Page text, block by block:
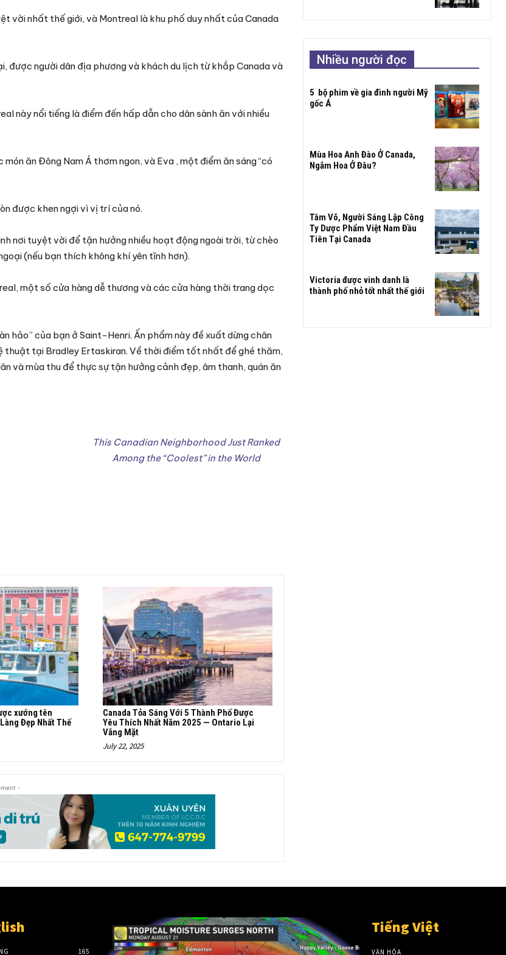
vời nhất thế giới, và Montreal là khu phố duy nhất của Canada
được người dân địa phương và khách du lịch từ khắp Canada và
này nổi tiếng là điểm đến hấp dẫn cho dân sành ăn với nhiều
ăn Đông Nam Á thơm ngon, và Eva , một điểm ăn sáng “có
được khen ngợi vì vị trí của nó.
nơi tuyệt vời để tận hưởng nhiều hoạt động ngoài trời, từ chèo
(nếu bạn thích không khí yên tĩnh hơn).
một số cửa hàng dễ thương và các cửa hàng thời trang dọc
hảo” của bạn ở Saint-Henri. Ấn phẩm này đề xuất dừng chân
thuật tại Bradley Ertaskiran. Về thời điểm tốt nhất để ghé thăm,
và mùa thu để thực sự tận hưởng cảnh đẹp, âm thanh, quán ăn
This Canadian Neighborhood Just Ranked
Among the “Coolest” in the World
xướng tên
Đẹp Nhất Thế
Canada Tỏa Sáng Với 5 Thành Phố Được
Yêu Thích Nhất Năm 2025 — Ontario Lại
Vắng Mặt
July 22, 2025
-
Nhiều người đọc
5 bộ phim về gia đình người Mỹ
gốc Á
Mùa Hoa Anh Đào Ở Canada,
Ngắm Hoa Ở Đâu?
Tâm Võ, Người Sáng Lập Công
Ty Dược Phẩm Việt Nam Đầu
Tiên Tại Canada
Victoria được vinh danh là
thành phố nhỏ tốt nhất thế giới
165
Tiếng Việt
VĂN HÓA